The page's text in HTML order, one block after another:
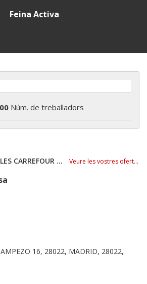
Feina Activa
Núm. de treballadors
CENTROS COMERCIALES CARREFOUR S.A Veure les vostres ofertes
16, 28022, MADRID, 28022,